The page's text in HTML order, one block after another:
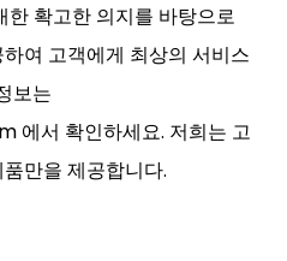
확고한 의지를 바탕으로
여 고객에게 최상의 서비스
보는
서 확인하세요. 저희는 고
만을 제공합니다.